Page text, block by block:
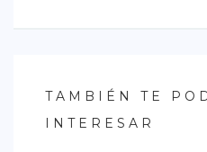
TAMBIÉN TE
INTERESAR